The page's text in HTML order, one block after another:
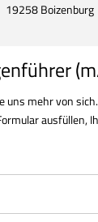
19258 Boizenburg
uns mehr von
ausfüllen,